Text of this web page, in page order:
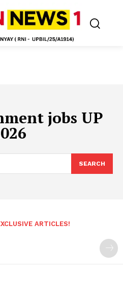
jobs UP
SEARCH
ARTICLES!